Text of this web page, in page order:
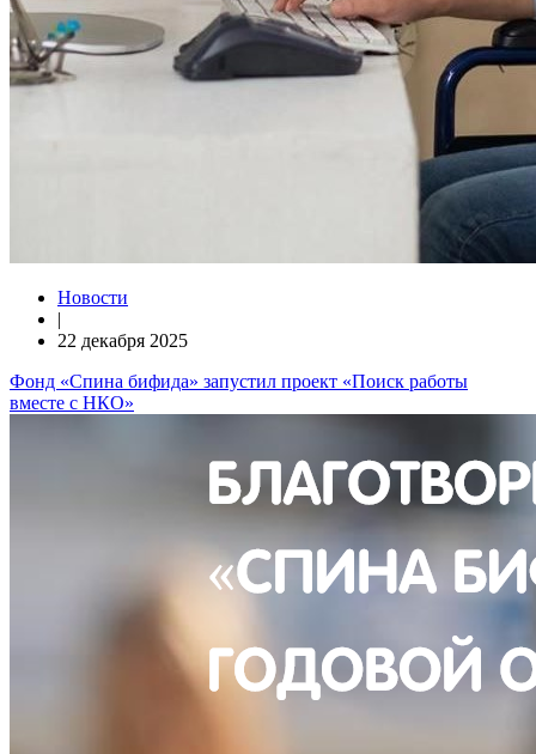
Новости
|
22 декабря 2025
Фонд «Спина бифида» запустил проект «Поиск работы
вместе с НКО»